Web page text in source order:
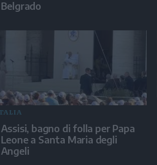
Belgrado
Assisi, bagno di folla per Papa
Leone a Santa Maria degli
Angeli